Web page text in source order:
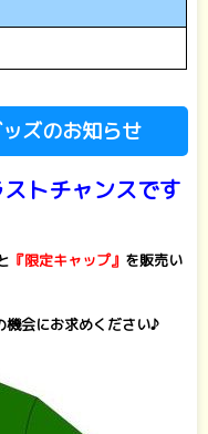
ズのお知らせ
トチャンスです
『限定キャップ』 を販売い
機会にお求めください♪